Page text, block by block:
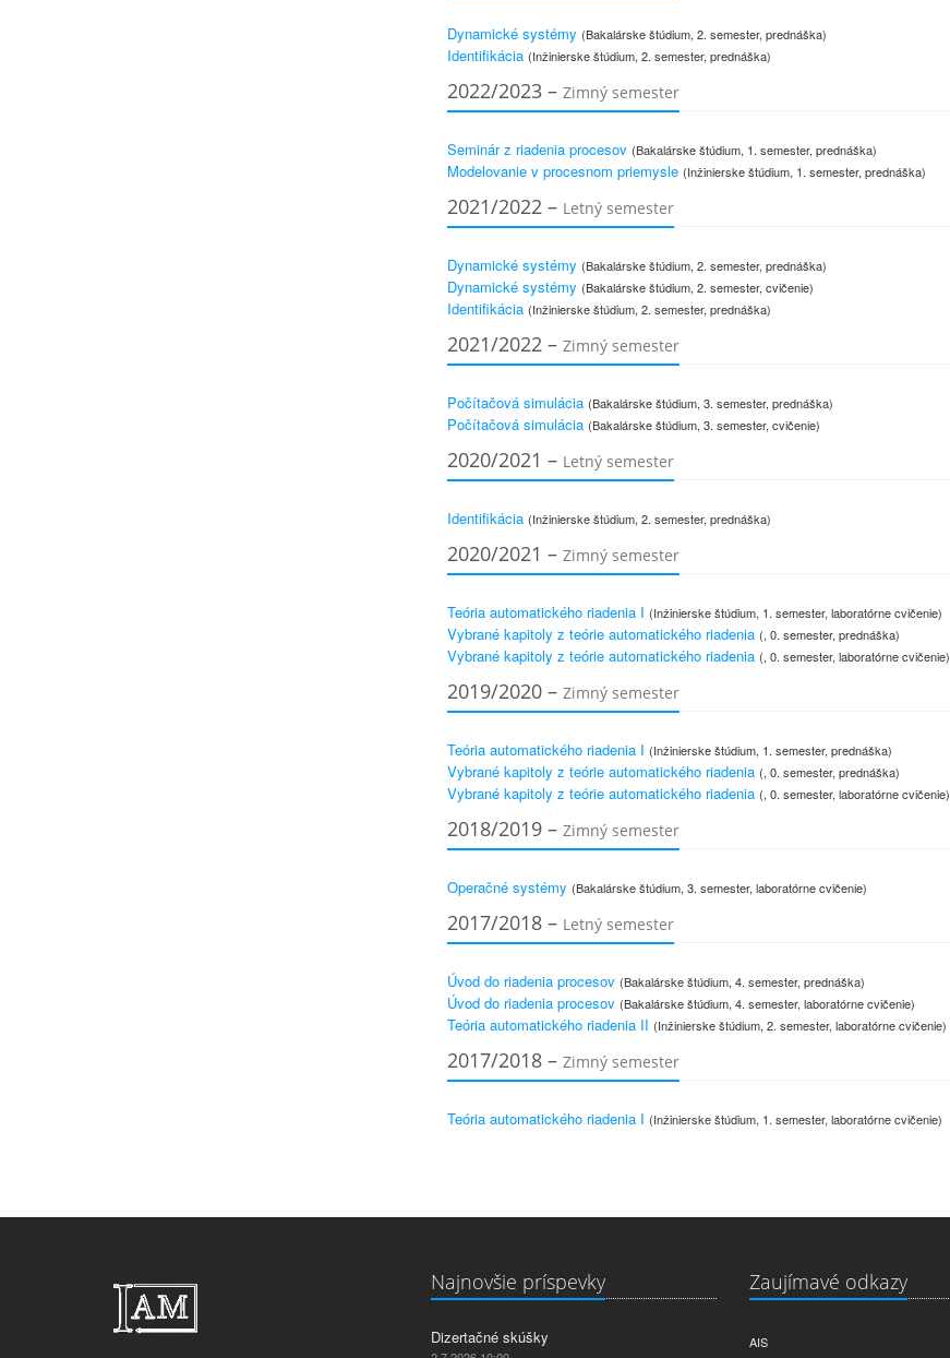
Dynamické systémy (Bakalárske štúdium, 2. semester, prednáška)
Identifikácia (Inžinierske štúdium, 2. semester, prednáška)
2022/2023 – Zimný semester
Seminár z riadenia procesov (Bakalárske štúdium, 1. semester, prednáška)
Modelovanie v procesnom priemysle (Inžinierske štúdium, 1. semester, prednáška)
2021/2022 – Letný semester
Dynamické systémy (Bakalárske štúdium, 2. semester, prednáška)
Dynamické systémy (Bakalárske štúdium, 2. semester, cvičenie)
Identifikácia (Inžinierske štúdium, 2. semester, prednáška)
2021/2022 – Zimný semester
Počítačová simulácia (Bakalárske štúdium, 3. semester, prednáška)
Počítačová simulácia (Bakalárske štúdium, 3. semester, cvičenie)
2020/2021 – Letný semester
Identifikácia (Inžinierske štúdium, 2. semester, prednáška)
2020/2021 – Zimný semester
Teória automatického riadenia I (Inžinierske štúdium, 1. semester, laboratórne cvičenie)
Vybrané kapitoly z teórie automatického riadenia (, 0. semester, prednáška)
Vybrané kapitoly z teórie automatického riadenia (, 0. semester, laboratórne cvičenie)
2019/2020 – Zimný semester
Teória automatického riadenia I (Inžinierske štúdium, 1. semester, prednáška)
Vybrané kapitoly z teórie automatického riadenia (, 0. semester, prednáška)
Vybrané kapitoly z teórie automatického riadenia (, 0. semester, laboratórne cvičenie)
2018/2019 – Zimný semester
Operačné systémy (Bakalárske štúdium, 3. semester, laboratórne cvičenie)
2017/2018 – Letný semester
Úvod do riadenia procesov (Bakalárske štúdium, 4. semester, prednáška)
Úvod do riadenia procesov (Bakalárske štúdium, 4. semester, laboratórne cvičenie)
Teória automatického riadenia II (Inžinierske štúdium, 2. semester, laboratórne cvičenie)
2017/2018 – Zimný semester
Teória automatického riadenia I (Inžinierske štúdium, 1. semester, laboratórne cvičenie)
Najnovšie príspevky
Dizertačné skúšky
Zaujímavé odkazy
AIS